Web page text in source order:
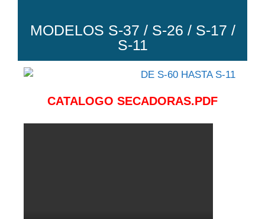
MODELOS S-37 / S-26 / S-17 /
S-11
CATALOGO SECADORAS.PDF